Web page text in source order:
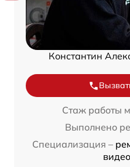
Константин
Стаж работы
Выполнено
Специализация –